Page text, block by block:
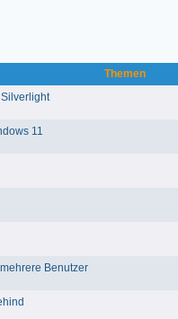
Themen
11
Benutzer